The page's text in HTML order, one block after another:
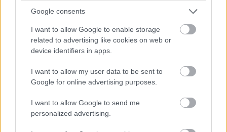
Google consents
I want to allow Google to enable storage
related to advertising like cookies on web or
device identifiers in apps.
I want to allow my user data to be sent to
Google for online advertising purposes.
I want to allow Google to send me
personalized advertising.
egy esti lábfürdőnek. Egy tál meleg vízhez adhatunk egy
marék megmosott friss mentalevelet vagy előzetesen
elkészített, erősebb mentateát. Kevés fürdősóval
kiegészítve egyszerű otthoni wellnessprogram
készíthető belőle.
Nyáron a mentás lábfürdő különösen jóleshet, de a víz
ne legyen túl hideg vagy túl forró. A cél elsősorban a